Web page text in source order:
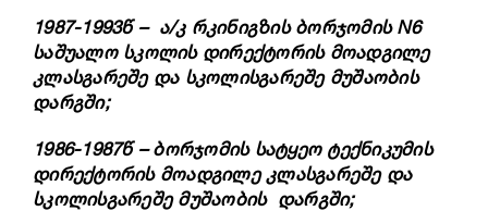
1987-1993წ – ა/კ რკინიგზის ბორჯომის N6
საშუალო სკოლის დირექტორის მოადგილე
კლასგარეშე და სკოლისგარეშე მუშაობის
დარგში;
1986-1987წ – ბორჯომის სატყეო ტექნიკუმის
დირექტორის მოადგილე კლასგარეშე და
სკოლისგარეშე მუშაობის დარგში;